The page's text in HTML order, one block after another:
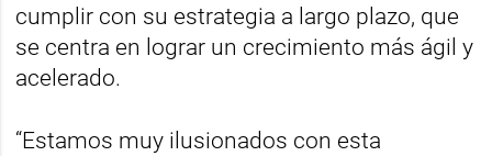
cumplir con su estrategia a largo plazo, que
se centra en lograr un crecimiento más ágil y
acelerado.
“Estamos muy ilusionados con esta